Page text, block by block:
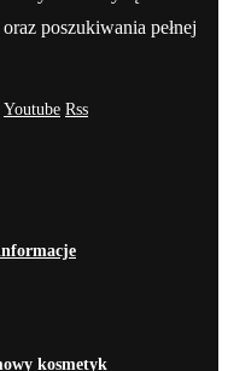
poszukiwania pełnej
Youtube Rss
kosmetyk